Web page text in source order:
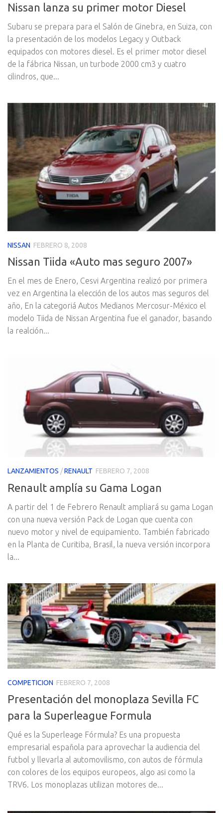
Nissan lanza su primer motor Diesel
Subaru se prepara para el Salón de Ginebra, en Suiza, con
la presentación de los modelos Legacy y Outback
equipados con motores diesel. Es el primer motor diesel
de la fábrica Nissan, un turbode 2000 cm3 y cuatro
cilindros, que...
NISSAN FEBRERO 8, 2008
Nissan Tiida «Auto mas seguro 2007»
En el mes de Enero, Cesvi Argentina realizó por primera
vez en Argentina la elección de los autos mas seguros del
año, En la categoriá Autos Medianos Mercosur-México el
modelo Tiida de Nissan Argentina fue el ganador, basando
la realción...
LANZAMIENTOS /RENAULT FEBRERO 7, 2008
Renault amplí­a su Gama Logan
A partir del 1 de Febrero Renault ampliará su gama Logan
con una nueva versión Pack de Logan que cuenta con
nuevo motor y nivel de equipamiento. También fabricado
en la Planta de Curitiba, Brasil, la nueva versión incorpora
la...
COMPETICION FEBRERO 7, 2008
Presentación del monoplaza Sevilla FC
para la Superleague Formula
Qué es la Superleage Fórmula? Es una propuesta
empresarial española para aprovechar la audiencia del
futbol y llevarla al automovilismo, con autos de fórmula
con colores de los equipos europeos, algo asi como la
TRV6. Los monoplazas utilizan motores de...